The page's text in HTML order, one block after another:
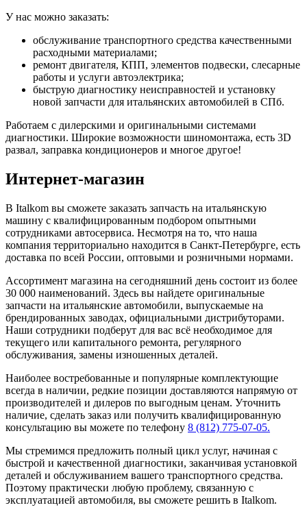
У нас можно заказать:
обслуживание транспортного средства качественными
расходными материалами;
ремонт двигателя, КПП, элементов подвески, слесарные
работы и услуги автоэлектрика;
быструю диагностику неисправностей и установку
новой запчасти для итальянских автомобилей в СПб.
Работаем с дилерскими и оригинальными системами
диагностики. Широкие возможности шиномонтажа, есть 3D
развал, заправка кондиционеров и многое другое!
Интернет-магазин
В Italkom вы сможете заказать запчасть на итальянскую
машину с квалифицированным подбором опытными
сотрудниками автосервиса. Несмотря на то, что наша
компания территориально находится в Санкт-Петербурге, есть
доставка по всей России, оптовыми и розничными нормами.
Ассортимент магазина на сегодняшний день состоит из более
30 000 наименований. Здесь вы найдете оригинальные
запчасти на итальянские автомобили, выпускаемые на
брендированных заводах, официальными дистрибуторами.
Наши сотрудники подберут для вас всё необходимое для
текущего или капитального ремонта, регулярного
обслуживания, замены изношенных деталей.
Наиболее востребованные и популярные комплектующие
всегда в наличии, редкие позиции доставляются напрямую от
производителей и дилеров по выгодным ценам. Уточнить
наличие, сделать заказ или получить квалифицированную
консультацию вы можете по телефону 8 (812) 775-07-05.
Мы стремимся предложить полный цикл услуг, начиная с
быстрой и качественной диагностики, заканчивая установкой
деталей и обслуживанием вашего транспортного средства.
Поэтому практически любую проблему, связанную с
эксплуатацией автомобиля, вы сможете решить в Italkom.